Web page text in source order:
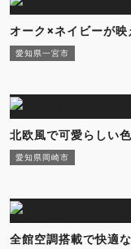
オーク×ネイビーが映
愛知県一宮市
北欧風で可愛らしい
愛知県岡崎市
全館空調搭載で快適